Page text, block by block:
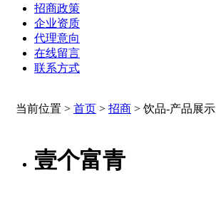
招商政策
企业资质
代理意向
在线留言
联系方式
当前位置 > 首页 > 招商 > 饮品-产品展示
壹个富青